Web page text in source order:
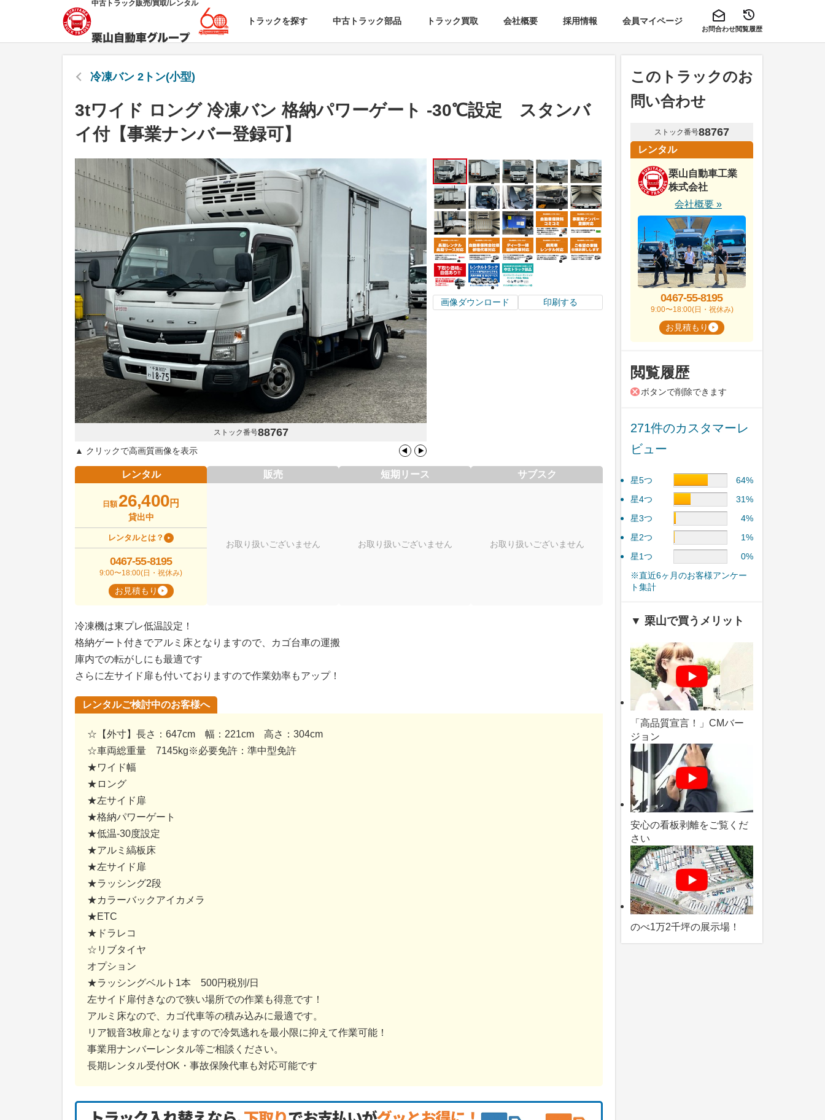
中古トラック販売/買取/レンタル
トラックを探す 中古トラック部品 トラック買取 会社概要 採用情報 会員マイページ
お問合わせ閲覧履歴
冷凍バン 2トン(小型)
3tワイド ロング 冷凍バン 格納パワーゲート -30℃設定 スタンバ
イ付【事業ナンバー登録可】
ストック番号88767
▲ クリックで高画質画像を表示
画像ダウンロード 印刷する
レンタル
日額 26,400円
貸出中
レンタルとは？
0467-55-8195
9:00〜18:00(日・祝休み)
お見積もり
販売
お取り扱いございません
短期リース
お取り扱いございません
サブスク
お取り扱いございません
冷凍機は東プレ低温設定！
格納ゲート付きでアルミ床となりますので、カゴ台車の運搬
庫内での転がしにも最適です
さらに左サイド扉も付いておりますので作業効率もアップ！
レンタルご検討中のお客様へ
☆【外寸】長さ：647cm 幅：221cm 高さ：304cm
☆車両総重量 7145kg※必要免許：準中型免許
★ワイド幅
★ロング
★左サイド扉
★格納パワーゲート
★低温-30度設定
★アルミ縞板床
★左サイド扉
★ラッシング2段
★カラーバックアイカメラ
★ETC
★ドラレコ
☆リブタイヤ
オプション
★ラッシングベルト1本 500円税別/日
左サイド扉付きなので狭い場所での作業も得意です！
アルミ床なので、カゴ代車等の積み込みに最適です。
リア観音3枚扉となりますので冷気逃れを最小限に抑えて作業可能！
事業用ナンバーレンタル等ご相談ください。
長期レンタル受付OK・事故保険代車も対応可能です
このトラックのお
問い合わせ
ストック番号88767
レンタル
栗山自動車工業
株式会社
会社概要 »
0467-55-8195
9:00〜18:00(日・祝休み)
お見積もり
閲覧履歴
ボタンで削除できます
271件のカスタマーレ
ビュー
星5つ
64%
星4つ
31%
星3つ
4%
星2つ
1%
星1つ
0%
※直近6ヶ月のお客様アンケー
ト集計
▼ 栗山で買うメリット
「高品質宣言！」CMバー
ジョン
安心の看板剥離をご覧くだ
さい
のべ1万2千坪の展示場！